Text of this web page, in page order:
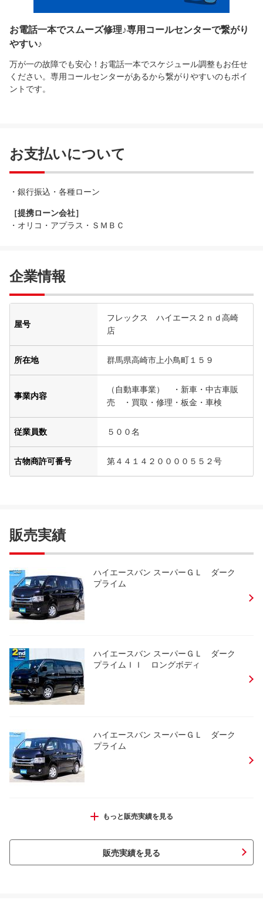
お電話一本でスムーズ修理♪専用コールセンターで繋がり
やすい♪
万が一の故障でも安心！お電話一本でスケジュール調整もお任せ
ください。専用コールセンターがあるから繋がりやすいのもポイ
ントです。
お支払いについて
・銀行振込・各種ローン
［提携ローン会社］
・オリコ・アプラス・ＳＭＢＣ
企業情報
屋号
フレックス ハイエース２ｎｄ高崎
店
所在地 群馬県高崎市上小鳥町１５９
事業内容
（自動車事業） ・新車・中古車販
売 ・買取・修理・板金・車検
従業員数 ５００名
古物商許可番号 第４４１４２００００５５２号
販売実績
ハイエースバン スーパーＧＬ ダーク
プライム
ハイエースバン スーパーＧＬ ダーク
プライムＩＩ ロングボディ
ハイエースバン スーパーＧＬ ダーク
プライム
ハイエースワゴン グランドキャビン
もっと販売実績を見る
販売実績を見る